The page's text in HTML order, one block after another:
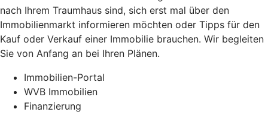
nach Ihrem Traumhaus sind, sich erst mal über den
Immobilienmarkt informieren möchten oder Tipps für den
Kauf oder Verkauf einer Immobilie brauchen. Wir begleiten
Sie von Anfang an bei Ihren Plänen.
Immobilien-Portal
WVB Immobilien
Finanzierung